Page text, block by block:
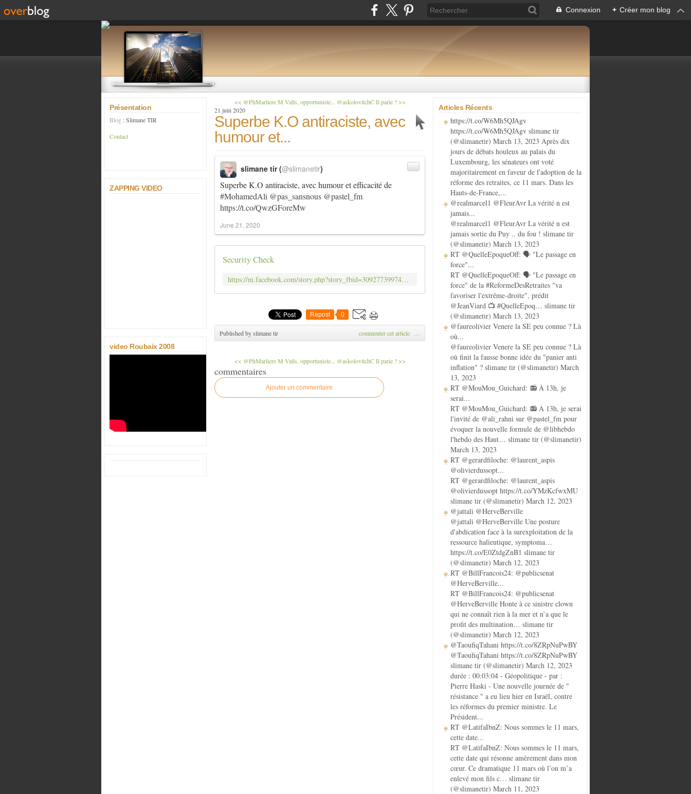
Connexion + Créer mon blog
Présentation
Blog : Slimane TIR
Contact
ZAPPING VIDEO
video Roubaix 2008
<< @PhMarliere M Valls, opportuniste... @askolovitchC Il parie ? >>
21 juin 2020
Superbe K.O antiraciste, avec
humour et...
Superbe K.O antiraciste, avec humour et efficacité de
#MohamedAli @pas_sansnous @pastel_fm
https://t.co/QwzGForeMw
slimane tir (@slimanetir)
June 21, 2020
Security Check
https://m.facebook.com/story.php?story_fbid=3092773997448344&id=159362754122831
Repost 0
Published by slimane tir commenter cet article …
<< @PhMarliere M Valls, opportuniste... @askolovitchC Il parie ? >>
commentaires
Ajouter un commentaire
Articles Récents
https://t.co/W6Mh5QJAgv
https://t.co/W6Mh5QJAgv slimane tir
(@slimanetir) March 13, 2023 Après dix
jours de débats houleux au palais du
Luxembourg, les sénateurs ont voté
majoritairement en faveur de l'adoption de la
réforme des retraites, ce 11 mars. Dans les
Hauts-de-France,...
@realmarcel1 @FleurAvr La vérité n est
jamais...
@realmarcel1 @FleurAvr La vérité n est
jamais sortie du Puy .. du fou ! slimane tir
(@slimanetir) March 13, 2023
RT @QuelleEpoqueOff: 🗣️ "Le passage en
force"...
RT @QuelleEpoqueOff: 🗣️ "Le passage en
force" de la #ReformeDesRetraites "va
favoriser l'extrême-droite", prédit
@JeanViard 📺 #QuelleEpoq… slimane tir
(@slimanetir) March 13, 2023
@faureolivier Venere la SE peu connue ? Là
où...
@faureolivier Venere la SE peu connue ? Là
où finit la fausse bonne idée du "panier anti
inflation" ? slimane tir (@slimanetir) March
13, 2023
RT @MouMou_Guichard: 📻 À 13h, je
serai...
RT @MouMou_Guichard: 📻 À 13h, je serai
l'invité de @ali_rahni sur @pastel_fm pour
évoquer la nouvelle formule de @libhebdo
l'hebdo des Haut… slimane tir (@slimanetir)
March 13, 2023
RT @gerardfiloche: @laurent_aspis
@olivierdussopt...
RT @gerardfiloche: @laurent_aspis
@olivierdussopt https://t.co/YMzKcfwxMU
slimane tir (@slimanetir) March 12, 2023
@jattali @HerveBerville
@jattali @HerveBerville Une posture
d'abdication face à la surexploitation de la
ressource halieutique, symptoma…
https://t.co/E0ZtdgZnB1 slimane tir
(@slimanetir) March 12, 2023
RT @BillFrancois24: @publicsenat
@HerveBerville...
RT @BillFrancois24: @publicsenat
@HerveBerville Honte à ce sinistre clown
qui ne connaît rien à la mer et n’a que le
profit des multination… slimane tir
(@slimanetir) March 12, 2023
@TaoufiqTahani https://t.co/8ZRpNuPwBY
@TaoufiqTahani https://t.co/8ZRpNuPwBY
slimane tir (@slimanetir) March 12, 2023
durée : 00:03:04 - Géopolitique - par :
Pierre Haski - Une nouvelle journée de "
résistance " a eu lieu hier en Israël, contre
les réformes du premier ministre. Le
Président...
RT @LatifaIbnZ: Nous sommes le 11 mars,
cette date...
RT @LatifaIbnZ: Nous sommes le 11 mars,
cette date qui résonne amèrement dans mon
cœur. Ce dramatique 11 mars où l’on m’a
enlevé mon fils c… slimane tir
(@slimanetir) March 11, 2023